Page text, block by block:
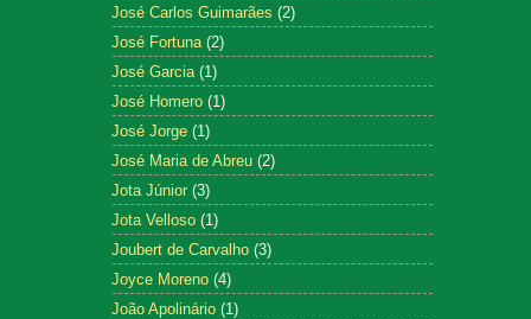
José Carlos Guimarães (2)
José Fortuna (2)
José Garcia (1)
José Homero (1)
José Jorge (1)
José Maria de Abreu (2)
Jota Júnior (3)
Jota Velloso (1)
Joubert de Carvalho (3)
Joyce Moreno (4)
João Apolinário (1)